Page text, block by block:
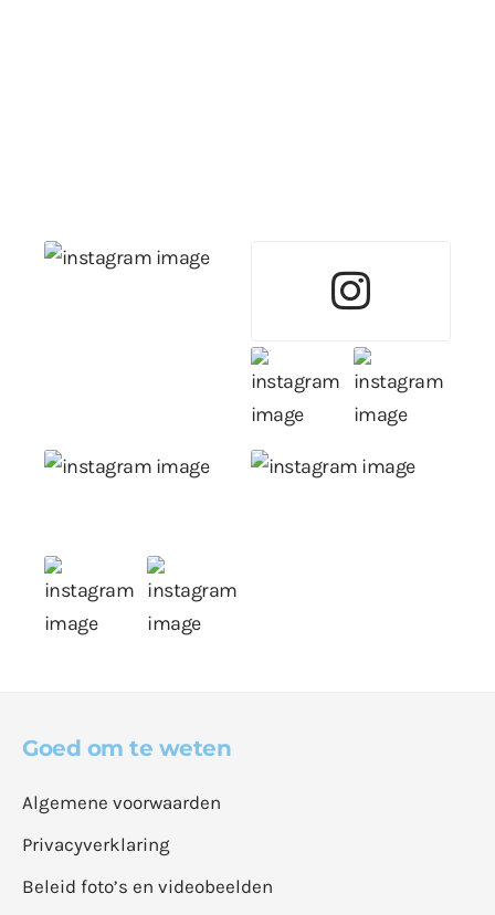
Goed om te weten
Algemene voorwaarden
Privacyverklaring
Beleid foto’s en videobeelden